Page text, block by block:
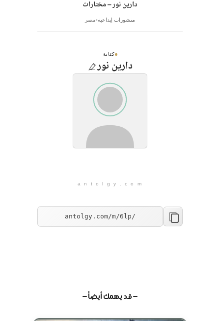
دارين نور – مختارات
منشورات إبداعية مصر
كتابة
دارين نور
a n t o l g y . c o m
— قد يهمك أيضاً —